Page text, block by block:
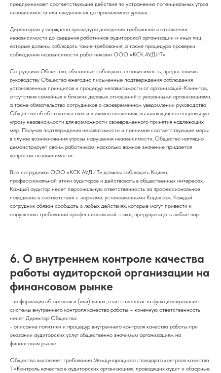
предпринимает соответствующие действия по устранению потенциальных угроз
независимости или сведения их до приемлемого уровня.
Директором утверждена процедура доведения требований в отношении
независимости до сведения работников аудиторской организации и иных лиц,
которые должны соблюдать такие требования, а также процедура проверки
соблюдения независимости работниками ООО «КСК АУДИТ».
Сотрудники Общества, обязанные соблюдать независимость, предоставляют
руководству Общества ежегодно письменные подтверждения соблюдения
установленных принципов и процедур независимости от организаций-Клиентов,
отсутствия семейных и близких деловых отношений с указанными организациями,
а также обязательство сотрудников о своевременном уведомлении руководства
Общества об обстоятельствах и взаимоотношениях, вызывающих потенциальную
угрозу независимости для возможности своевременного принятия надлежащих
мер. Получая подтверждения независимости и принимая соответствующие меры
в случае возникновения угрозы нарушения независимости, Общество наглядно
демонстрирует своим работникам, насколько важное значение придается
вопросам независимости.
Все сотрудники ООО «КСК АУДИТ» должны соблюдать Кодекс
профессиональной этики аудиторов и действовать в общественных интересах.
Каждый аудитор несет персональную ответственность за профессиональное
поведение в соответствии с нормами, установленными Кодексом. Каждый
сотрудник обязан сообщать о любых действиях, которые могут привести к
нарушению требований профессиональной этики, предупреждать любые нар
6. О внутреннем контроле качества
работы аудиторской организации на
финансовом рынке
- информация об органах и (или) лицах, ответственных за функционирование
системы внутреннего контроля качества работы – конечную ответственность
несет Директор Общества
- описание политики и процедур внутреннего контроля качества работы при
оказании аудиторских услуг общественно значимым организациям на
финансовом рынке.
Общество выполняет требования Международного стандарта контроля качества
1 «Контроль качества в аудиторских организациях, проводящих аудит и обзорные